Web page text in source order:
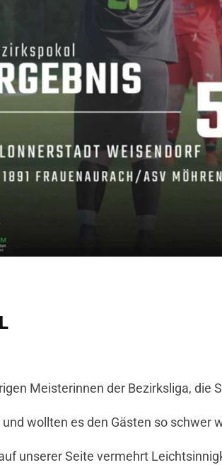
Meisterinnen der Bezirksliga, die
wollten es den Gästen so schwer
unserer Seite vermehrt